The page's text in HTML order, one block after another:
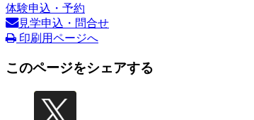
体験申込・予約
見学申込・問合せ
印刷用ページへ
このページをシェアする